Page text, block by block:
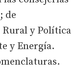
de
y Política
y Energía.